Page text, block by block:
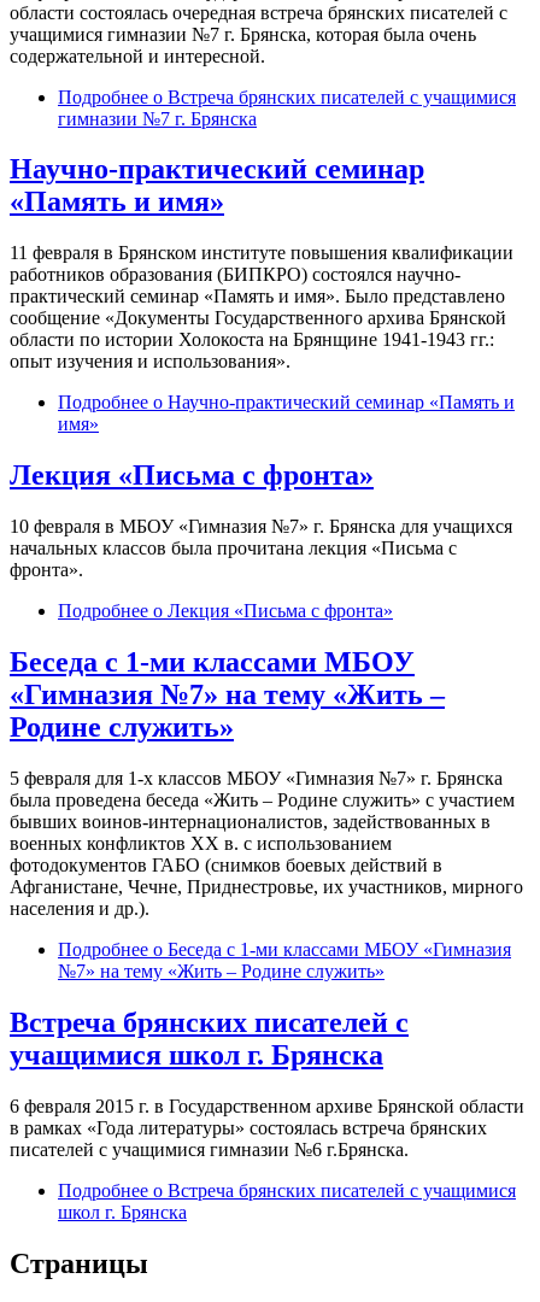
области состоялась очередная встреча брянских писателей с
учащимися гимназии №7 г. Брянска, которая была очень
содержательной и интересной.
Подробнее о Встреча брянских писателей с учащимися
гимназии №7 г. Брянска
Научно-практический семинар
«Память и имя»
11 февраля в Брянском институте повышения квалификации
работников образования (БИПКРО) состоялся научно-
практический семинар «Память и имя». Было представлено
сообщение «Документы Государственного архива Брянской
области по истории Холокоста на Брянщине 1941-1943 гг.:
опыт изучения и использования».
Подробнее о Научно-практический семинар «Память и
имя»
Лекция «Письма с фронта»
10 февраля в МБОУ «Гимназия №7» г. Брянска для учащихся
начальных классов была прочитана лекция «Письма с
фронта».
Подробнее о Лекция «Письма с фронта»
Беседа с 1-ми классами МБОУ
«Гимназия №7» на тему «Жить –
Родине служить»
5 февраля для 1-х классов МБОУ «Гимназия №7» г. Брянска
была проведена беседа «Жить – Родине служить» с участием
бывших воинов-интернационалистов, задействованных в
военных конфликтов XX в. с использованием
фотодокументов ГАБО (снимков боевых действий в
Афганистане, Чечне, Приднестровье, их участников, мирного
населения и др.).
Подробнее о Беседа с 1-ми классами МБОУ «Гимназия
№7» на тему «Жить – Родине служить»
Встреча брянских писателей с
учащимися школ г. Брянска
6 февраля 2015 г. в Государственном архиве Брянской области
в рамках «Года литературы» состоялась встреча брянских
писателей с учащимися гимназии №6 г.Брянска.
Подробнее о Встреча брянских писателей с учащимися
школ г. Брянска
Страницы